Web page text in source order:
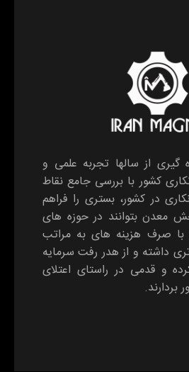
گیری از سالها تجربه علمی و
کشور با بررسی جامع نقاط
در کشور، بستری را فراهم
معدن بتوانند در حوزه های
صرف هزینه های به مراتب
داشته و از هدر رفت سرمایه
و قدمی در راستای اعتلای